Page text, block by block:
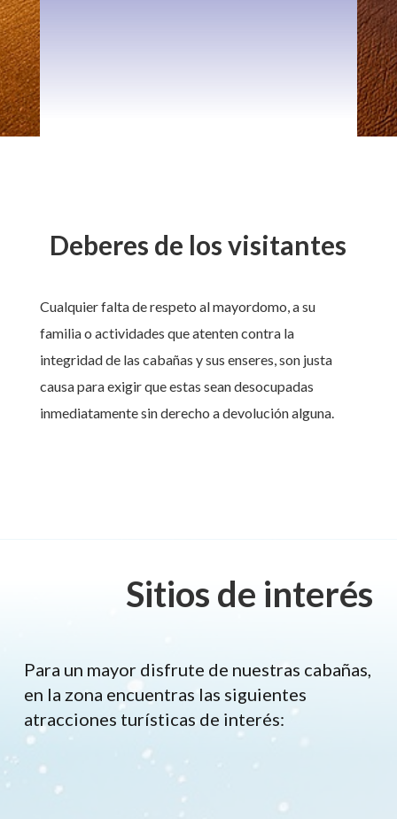
Deberes de los visitantes
Cualquier falta de respeto al mayordomo, a su
familia o actividades que atenten contra la
integridad de las cabañas y sus enseres, son justa
causa para exigir que estas sean desocupadas
inmediatamente sin derecho a devolución alguna.
Sitios de interés
Para un mayor disfrute de nuestras cabañas,
en la zona encuentras las siguientes
atracciones turísticas de interés: